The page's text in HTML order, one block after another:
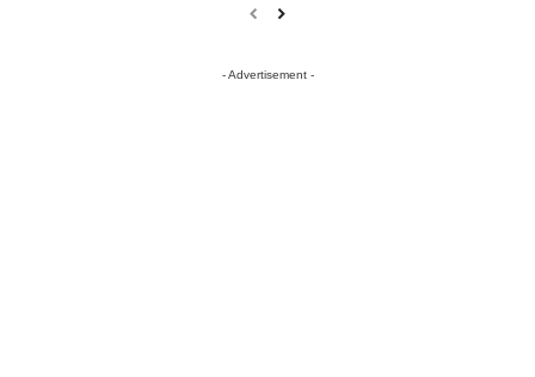
- Advertisement -